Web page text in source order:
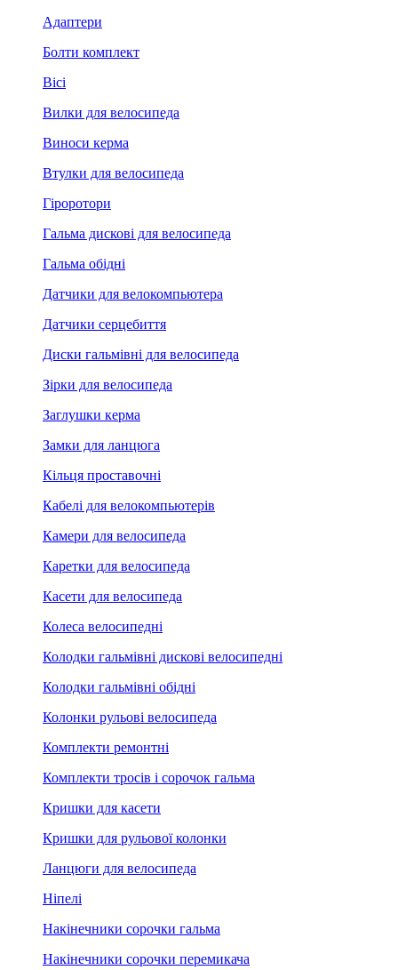
Адаптери
Болти комплект
Вісі
Вилки для велосипеда
Виноси керма
Втулки для велосипеда
Гіроротори
Гальма дискові для велосипеда
Гальма обідні
Датчики для велокомпьютера
Датчики серцебиття
Диски гальмівні для велосипеда
Зірки для велосипеда
Заглушки керма
Замки для ланцюга
Кільця проставочні
Кабелі для велокомпьютерів
Камери для велосипеда
Каретки для велосипеда
Касети для велосипеда
Колеса велосипедні
Колодки гальмівні дискові велосипедні
Колодки гальмівні обідні
Колонки рульові велосипеда
Комплекти ремонтні
Комплекти тросів і сорочок гальма
Кришки для касети
Кришки для рульової колонки
Ланцюги для велосипеда
Ніпелі
Накінечники сорочки гальма
Накінечники сорочки перемикача